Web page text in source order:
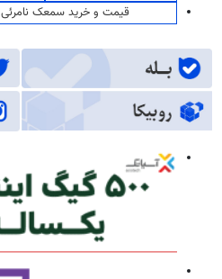
قیمت و خرید سمعک نامرئی